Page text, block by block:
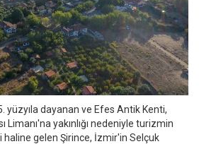
yüzyıla dayanan ve Efes Antik Kenti,
Limanı'na yakınlığı nedeniyle turizmin
haline gelen Şirince, İzmir'in Selçuk